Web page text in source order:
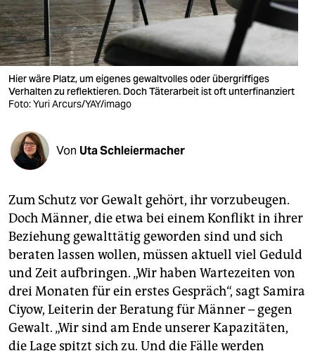
verlag
verlag
veranstaltungen
shop
unterstützen
genossenschaft
epaper login
Hier wäre Platz, um eigenes gewaltvolles oder übergriffiges
Verhalten zu reflektieren. Doch Täterarbeit ist oft unterfinanziert
Foto: Yuri Arcurs/YAY/imago
Von Uta Schleiermacher
Zum Schutz vor Gewalt gehört, ihr vorzubeugen.
Doch Männer, die etwa bei einem Konflikt in ihrer
Beziehung gewalttätig geworden sind und sich
beraten lassen wollen, müssen aktuell viel Geduld
und Zeit aufbringen. „Wir haben Wartezeiten von
drei Monaten für ein erstes Gespräch“, sagt Samira
Ciyow, Leiterin der Beratung für Männer – gegen
Gewalt. „Wir sind am Ende unserer Kapazitäten,
die Lage spitzt sich zu. Und die Fälle werden